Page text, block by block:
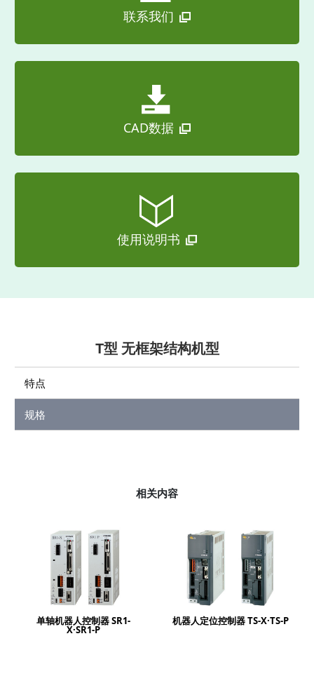
联系我们
CAD数据
使用说明书
T型 无框架结构机型
特点
规格
相关内容
单轴机器人控制器 SR1-
X·SR1-P
机器人定位控制器 TS-X·TS-P